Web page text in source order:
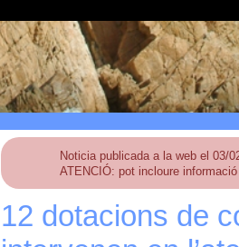
Noticia publicada a la web el 03/
ATENCIÓ: pot incloure
12 dotacions de